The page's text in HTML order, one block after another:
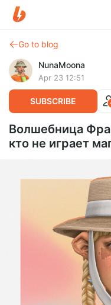
Go to blog
NunaMoona
Apr 23 12:51
SUBSCRIBE
Волшебница
кто не играет